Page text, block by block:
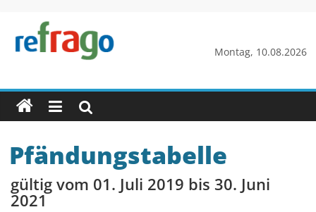
springen
Montag, 10.08.2026
refrago
Rechtsfragen
online
verständlich
erklärt
kostenlos
Pfändungstabelle
gültig vom 01. Juli 2019 bis 30. Juni
2021